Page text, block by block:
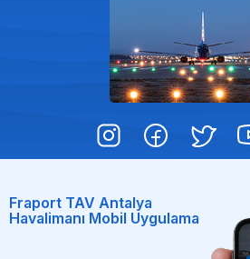
Fraport TAV Antalya
Havalimanı Mobil Uygulama